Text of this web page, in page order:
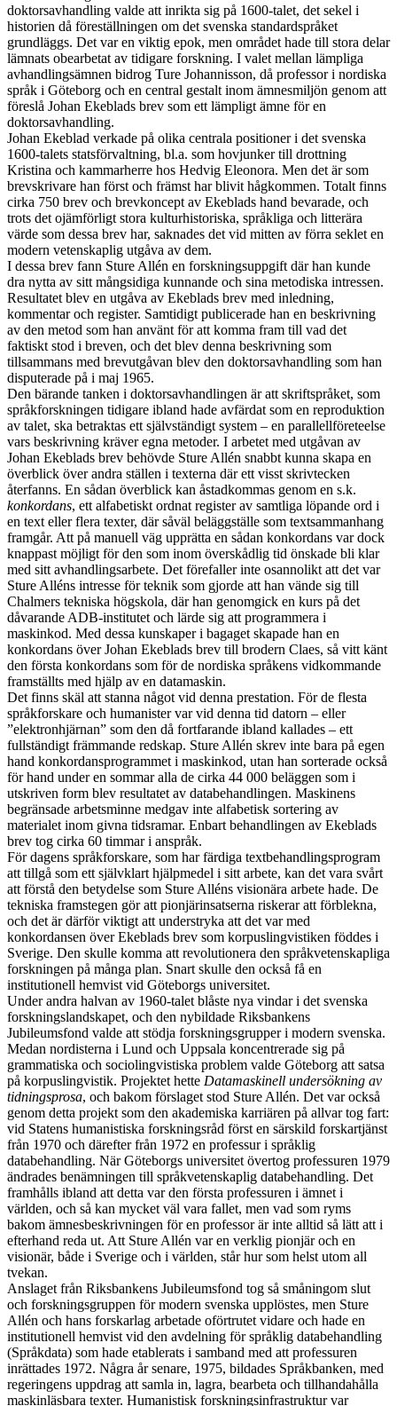
doktorsavhandling valde att inrikta sig på 1600-talet, det sekel i
historien då föreställningen om det svenska standardspråket
grundläggs. Det var en viktig epok, men området hade till stora delar
lämnats obearbetat av tidigare forskning. I valet mellan lämpliga
avhandlingsämnen bidrog Ture Johannisson, då professor i nordiska
språk i Göteborg och en central gestalt inom ämnesmiljön genom att
föreslå Johan Ekeblads brev som ett lämpligt ämne för en
doktorsavhandling.
Johan Ekeblad verkade på olika centrala positioner i det svenska
1600-talets statsförvaltning, bl.a. som hovjunker till drottning
Kristina och kammarherre hos Hedvig Eleonora. Men det är som
brevskrivare han först och främst har blivit hågkommen. Totalt finns
cirka 750 brev och brevkoncept av Ekeblads hand bevarade, och
trots det ojämförligt stora kulturhistoriska, språkliga och litterära
värde som dessa brev har, saknades det vid mitten av förra seklet en
modern vetenskaplig utgåva av dem.
I dessa brev fann Sture Allén en forskningsuppgift där han kunde
dra nytta av sitt mångsidiga kunnande och sina metodiska intressen.
Resultatet blev en utgåva av Ekeblads brev med inledning,
kommentar och register. Samtidigt publicerade han en beskrivning
av den metod som han använt för att komma fram till vad det
faktiskt stod i breven, och det blev denna beskrivning som
tillsammans med brevutgåvan blev den doktorsavhandling som han
disputerade på i maj 1965.
Den bärande tanken i doktorsavhandlingen är att skriftspråket, som
språkforskningen tidigare ibland hade avfärdat som en reproduktion
av talet, ska betraktas ett självständigt system – en parallellföreteelse
vars beskrivning kräver egna metoder. I arbetet med utgåvan av
Johan Ekeblads brev behövde Sture Allén snabbt kunna skapa en
överblick över andra ställen i texterna där ett visst skrivtecken
återfanns. En sådan överblick kan åstadkommas genom en s.k.
konkordans, ett alfabetiskt ordnat register av samtliga löpande ord i
en text eller flera texter, där såväl beläggställe som textsammanhang
framgår. Att på manuell väg upprätta en sådan konkordans var dock
knappast möjligt för den som inom överskådlig tid önskade bli klar
med sitt avhandlingsarbete. Det förefaller inte osannolikt att det var
Sture Alléns intresse för teknik som gjorde att han vände sig till
Chalmers tekniska högskola, där han genomgick en kurs på det
dåvarande ADB-institutet och lärde sig att programmera i
maskinkod. Med dessa kunskaper i bagaget skapade han en
konkordans över Johan Ekeblads brev till brodern Claes, så vitt känt
den första konkordans som för de nordiska språkens vidkommande
framställts med hjälp av en datamaskin.
Det finns skäl att stanna något vid denna prestation. För de flesta
språkforskare och humanister var vid denna tid datorn – eller
”elektronhjärnan” som den då fortfarande ibland kallades – ett
fullständigt främmande redskap. Sture Allén skrev inte bara på egen
hand konkordansprogrammet i maskinkod, utan han sorterade också
för hand under en sommar alla de cirka 44 000 beläggen som i
utskriven form blev resultatet av databehandlingen. Maskinens
begränsade arbetsminne medgav inte alfabetisk sortering av
materialet inom givna tidsramar. Enbart behandlingen av Ekeblads
brev tog cirka 60 timmar i anspråk.
För dagens språkforskare, som har färdiga textbehandlingsprogram
att tillgå som ett självklart hjälpmedel i sitt arbete, kan det vara svårt
att förstå den betydelse som Sture Alléns visionära arbete hade. De
tekniska framstegen gör att pionjärinsatserna riskerar att förblekna,
och det är därför viktigt att understryka att det var med
konkordansen över Ekeblads brev som korpuslingvistiken föddes i
Sverige. Den skulle komma att revolutionera den språkvetenskapliga
forskningen på många plan. Snart skulle den också få en
institutionell hemvist vid Göteborgs universitet.
Under andra halvan av 1960-talet blåste nya vindar i det svenska
forskningslandskapet, och den nybildade Riksbankens
Jubileumsfond valde att stödja forskningsgrupper i modern svenska.
Medan nordisterna i Lund och Uppsala koncentrerade sig på
grammatiska och sociolingvistiska problem valde Göteborg att satsa
på korpuslingvistik. Projektet hette Datamaskinell undersökning av
tidningsprosa, och bakom förslaget stod Sture Allén. Det var också
genom detta projekt som den akademiska karriären på allvar tog fart:
vid Statens humanistiska forskningsråd först en särskild forskartjänst
från 1970 och därefter från 1972 en professur i språklig
databehandling. När Göteborgs universitet övertog professuren 1979
ändrades benämningen till språkvetenskaplig databehandling. Det
framhålls ibland att detta var den första professuren i ämnet i
världen, och så kan mycket väl vara fallet, men vad som ryms
bakom ämnesbeskrivningen för en professor är inte alltid så lätt att i
efterhand reda ut. Att Sture Allén var en verklig pionjär och en
visionär, både i Sverige och i världen, står hur som helst utom all
tvekan.
Anslaget från Riksbankens Jubileumsfond tog så småningom slut
och forskningsgruppen för modern svenska upplöstes, men Sture
Allén och hans forskarlag arbetade oförtrutet vidare och hade en
institutionell hemvist vid den avdelning för språklig databehandling
(Språkdata) som hade etablerats i samband med att professuren
inrättades 1972. Några år senare, 1975, bildades Språkbanken, med
regeringens uppdrag att samla in, lagra, bearbeta och tillhandahålla
maskinläsbara texter. Humanistisk forskningsinfrastruktur var